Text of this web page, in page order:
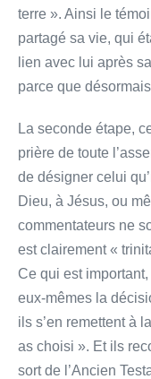
terre ». Ainsi le
partagé sa vie, qui
lien avec lui après
parce que
La seconde étape,
prière de toute
de désigner celui
Dieu, à Jésus, ou
commentateurs ne
est clairement «
Ce qui est
eux-mêmes la
ils s’en remettent à
as choisi ». Et ils
sort de l’Ancien